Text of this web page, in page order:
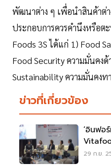
พัฒนาต่าง ๆ เพื่อนำสินค้าต่
ประกอบการควรคำนึงหรือต
Foods 3S ได้แก่ 1) Food
Food Security ความมั่นคง
Sustainability ความมั่นคงท
ข่าวที่เกี่ยวข้อง
‘อินฟอ
สุขภาพ
29 ก.ย.